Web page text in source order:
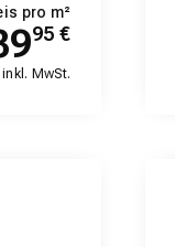
pro m²
95 €
inkl. MwSt.